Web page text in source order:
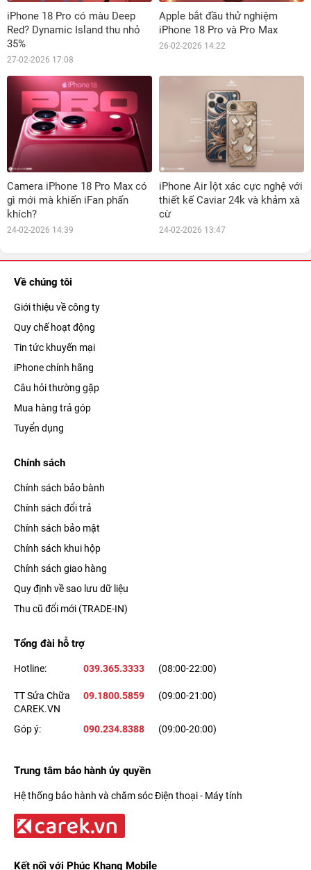
iPhone 18 Pro có màu Deep
Red? Dynamic Island thu nhỏ
35%
27-02-2026 17:08
Apple bắt đầu thử nghiệm
iPhone 18 Pro và Pro Max
26-02-2026 14:22
Camera iPhone 18 Pro Max có
gì mới mà khiến iFan phấn
khích?
24-02-2026 14:39
iPhone Air lột xác cực nghệ với
thiết kế Caviar 24k và khảm xà
cừ
24-02-2026 13:47
Về chúng tôi
Giới thiệu về công ty
Quy chế hoạt động
Tin tức khuyến mại
iPhone chính hãng
Câu hỏi thường gặp
Mua hàng trả góp
Tuyển dụng
Chính sách
Chính sách bảo bành
Chính sách đổi trả
Chính sách bảo mật
Chính sách khui hộp
Chính sách giao hàng
Quy định về sao lưu dữ liệu
Thu cũ đổi mới (TRADE-IN)
Tổng đài hỗ trợ
Hotline: 039.365.3333 (08:00-22:00)
TT Sửa Chữa
CAREK.VN
09.1800.5859 (09:00-21:00)
Góp ý: 090.234.8388 (09:00-20:00)
Trung tâm bảo hành ủy quyền
Hệ thống bảo hành và chăm sóc Điện thoại - Máy tính
Kết nối với Phúc Khang Mobile